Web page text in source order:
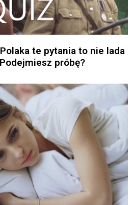
te pytania to nie lada
próbę?